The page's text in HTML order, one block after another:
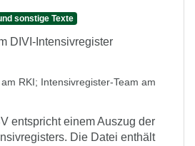
sonstige Texte
DIVI-Intensivregister
RKI; Intensivregister-Team am
entspricht einem Auszug der
Die Datei enthält